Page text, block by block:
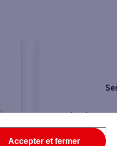
Gestion de vos
Sogecash Net
Accepter et fermer